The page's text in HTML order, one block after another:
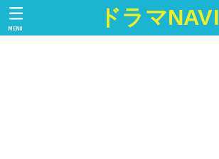
ドラマNAVI
MENU